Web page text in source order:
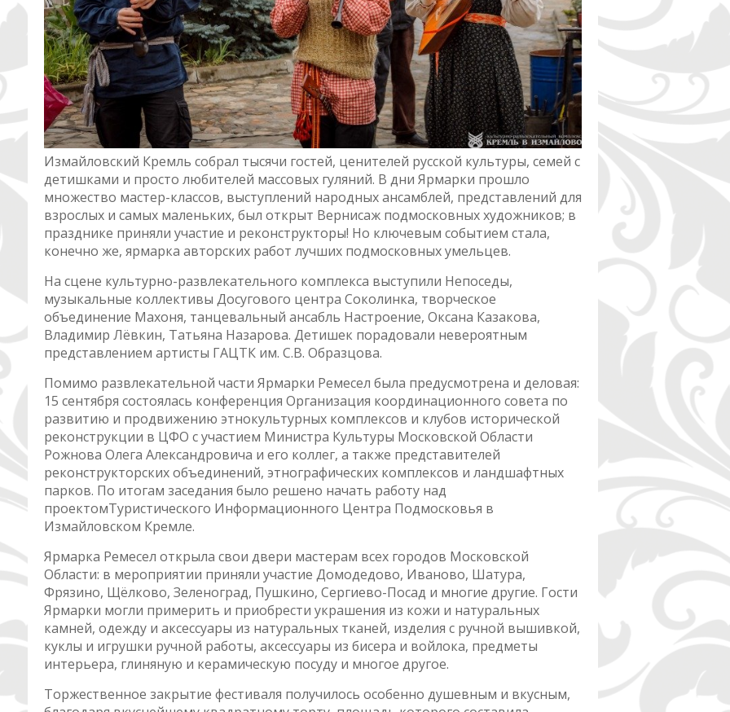
Измайловский Кремль собрал тысячи гостей, ценителей русской культуры, семей с
детишками и просто любителей массовых гуляний. В дни Ярмарки прошло
множество мастер-классов, выступлений народных ансамблей, представлений для
взрослых и самых маленьких, был открыт Вернисаж подмосковных художников; в
празднике приняли участие и реконструкторы! Но ключевым событием стала,
конечно же, ярмарка авторских работ лучших подмосковных умельцев.
На сцене культурно-развлекательного комплекса выступили Непоседы,
музыкальные коллективы Досугового центра Соколинка, творческое
объединение Махоня, танцевальный ансабль Настроение, Оксана Казакова,
Владимир Лёвкин, Татьяна Назарова. Детишек порадовали невероятным
представлением артисты ГАЦТК им. С.В. Образцова.
Помимо развлекательной части Ярмарки Ремесел была предусмотрена и деловая:
15 сентября состоялась конференция Организация координационного совета по
развитию и продвижению этнокультурных комплексов и клубов исторической
реконструкции в ЦФО с участием Министра Культуры Московской Области
Рожнова Олега Александровича и его коллег, а также представителей
реконструкторских объединений, этнографических комплексов и ландшафтных
парков. По итогам заседания было решено начать работу над
проектомТуристического Информационного Центра Подмосковья в
Измайловском Кремле.
Ярмарка Ремесел открыла свои двери мастерам всех городов Московской
Области: в мероприятии приняли участие Домодедово, Иваново, Шатура,
Фрязино, Щёлково, Зеленоград, Пушкино, Сергиево-Посад и многие другие. Гости
Ярмарки могли примерить и приобрести украшения из кожи и натуральных
камней, одежду и аксессуары из натуральных тканей, изделия с ручной вышивкой,
куклы и игрушки ручной работы, аксессуары из бисера и войлока, предметы
интерьера, глиняную и керамическую посуду и многое другое.
Торжественное закрытие фестиваля получилось особенно душевным и вкусным,